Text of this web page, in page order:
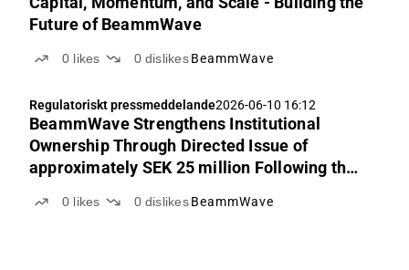
Future of BeammWave
0 likes 0 dislikes BeammWave
Regulatoriskt pressmeddelande2026-06-10 16:12
BeammWave Strengthens Institutional
Ownership Through Directed Issue of
approximately SEK 25 million Following the
0 likes 0 dislikes BeammWave